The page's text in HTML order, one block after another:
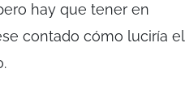
hay que tener en
contado cómo luciría el